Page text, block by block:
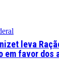
leva
em favor dos